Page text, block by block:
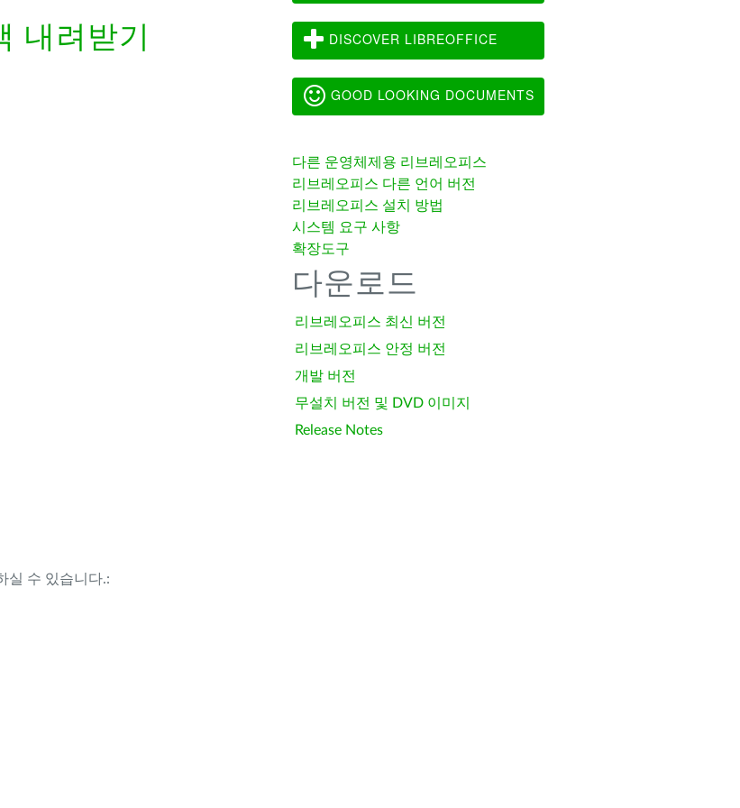
내려받기
실 수 있습니다.:
DISCOVER LIBREOFFICE
GOOD LOOKING DOCUMENTS
다른 운영체제용 리브레오피스
리브레오피스 다른 언어 버전
리브레오피스 설치 방법
시스템 요구 사항
확장도구
다운로드
리브레오피스 최신 버전
리브레오피스 안정 버전
개발 버전
무설치 버전 및 DVD 이미지
Release Notes